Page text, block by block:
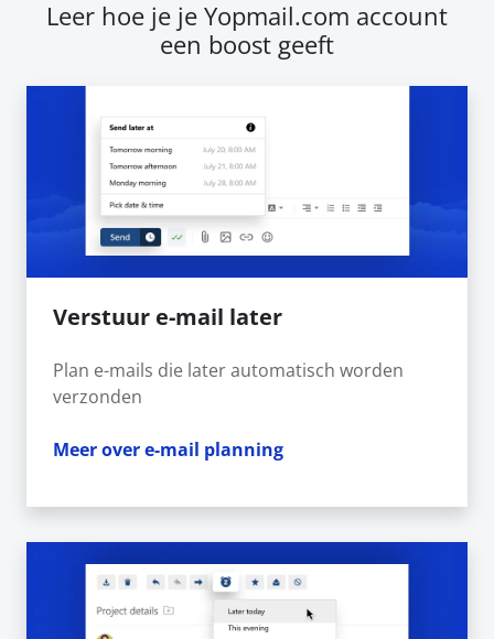
Leer hoe je je Yopmail.com account
een boost geeft
Verstuur e-mail later
Plan e-mails die later automatisch worden
verzonden
Meer over e-mail planning